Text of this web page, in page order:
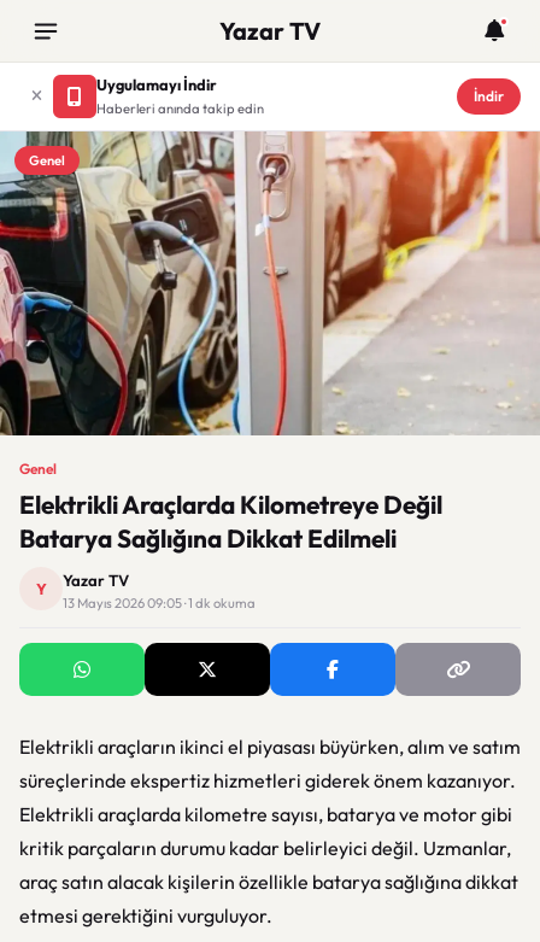
Yazar TV
Uygulamayı İndir
Haberleri anında takip edin
İndir
Genel
Genel
Elektrikli Araçlarda Kilometreye Değil
Batarya Sağlığına Dikkat Edilmeli
Y Yazar TV
13 Mayıs 2026 09:05 · 1 dk okuma
Elektrikli araçların ikinci el piyasası büyürken, alım ve satım
süreçlerinde ekspertiz hizmetleri giderek önem kazanıyor.
Elektrikli araçlarda kilometre sayısı, batarya ve motor gibi
kritik parçaların durumu kadar belirleyici değil. Uzmanlar,
araç satın alacak kişilerin özellikle batarya sağlığına dikkat
etmesi gerektiğini vurguluyor.